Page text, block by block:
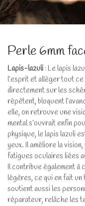
Perle 6mm
Lapis-lazuli : Le lapis
l’esprit et alléger tout
directement sur les
répètent, bloquent
elle, on retrouve une
mental s’ouvrait enfin
physique, le lapis lazuli
yeux. Il améliore la
fatigues oculaires liées
Il contribue également à
légères, ce qui en fait
soutient aussi les
réparateur, relâche les